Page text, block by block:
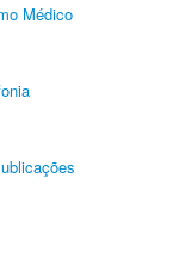
Médico